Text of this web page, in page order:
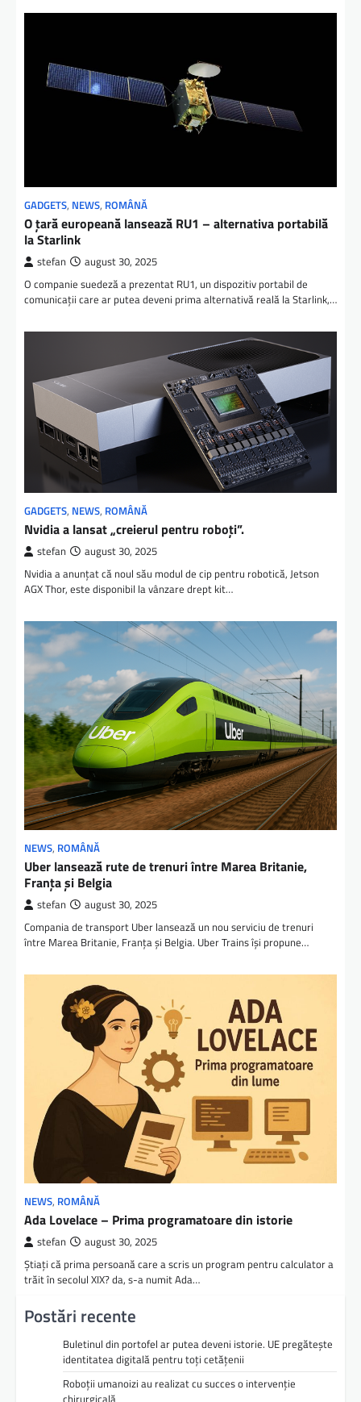
GADGETS, NEWS, ROMÂNĂ
O țară europeană lansează RU1 – alternativa portabilă
la Starlink
stefan august 30, 2025
O companie suedeză a prezentat RU1, un dispozitiv portabil de
comunicații care ar putea deveni prima alternativă reală la Starlink,…
GADGETS, NEWS, ROMÂNĂ
Nvidia a lansat „creierul pentru roboți”.
stefan august 30, 2025
Nvidia a anunţat că noul său modul de cip pentru robotică, Jetson
AGX Thor, este disponibil la vânzare drept kit…
NEWS, ROMÂNĂ
Uber lansează rute de trenuri între Marea Britanie,
Franța și Belgia
stefan august 30, 2025
Compania de transport Uber lansează un nou serviciu de trenuri
între Marea Britanie, Franța și Belgia. Uber Trains își propune…
NEWS, ROMÂNĂ
Ada Lovelace – Prima programatoare din istorie
stefan august 30, 2025
Știați că prima persoană care a scris un program pentru calculator a
trăit în secolul XIX? da, s-a numit Ada…
Postări recente
Buletinul din portofel ar putea deveni istorie. UE pregătește
identitatea digitală pentru toți cetățenii
Roboții umanoizi au realizat cu succes o intervenție
chirurgicală